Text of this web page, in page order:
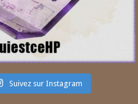
Suivez sur Instagram